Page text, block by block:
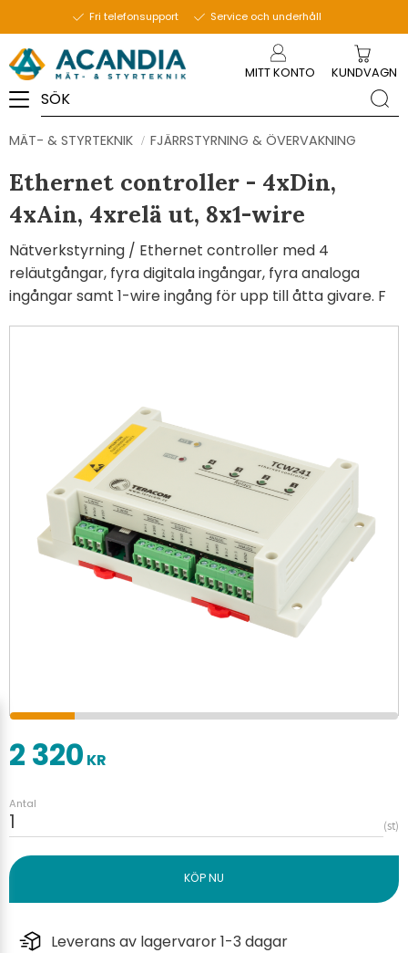
Fri telefonsupport Service och underhåll
MITT KONTO KUNDVAGN
MÄT- & STYRTEKNIK FJÄRRSTYRNING & ÖVERVAKNING
Ethernet controller - 4xDin,
4xAin, 4xrelä ut, 8x1-wire
Nätverkstyrning / Ethernet controller med 4
reläutgångar, fyra digitala ingångar, fyra analoga
ingångar samt 1-wire ingång för upp till åtta givare. F
2 320 KR
Antal
st
Leverans av lagervaror 1-3 dagar